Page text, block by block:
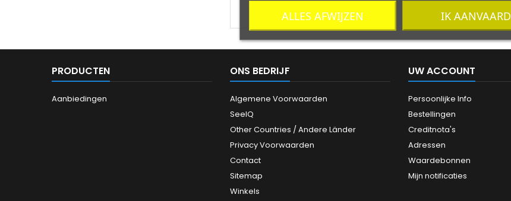
PRODUCTEN
Aanbiedingen
ONS BEDRIJF
Algemene Voorwaarden
SeeIQ
Other Countries / Andere Länder
Privacy Voorwaarden
Contact
Sitemap
Winkels
UW ACCOUNT
Persoonlijke Info
Bestellingen
Creditnota's
Adressen
Waardebonnen
Mijn notificaties
ALLES AFWIJZEN IK AANVAARD